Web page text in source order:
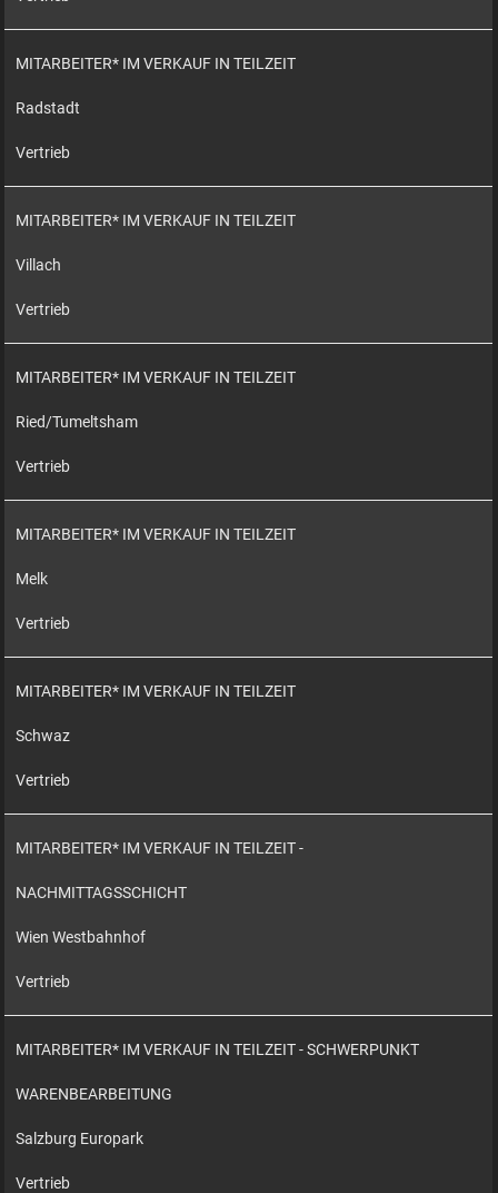
MITARBEITER* IM VERKAUF IN TEILZEIT
Radstadt
Vertrieb
MITARBEITER* IM VERKAUF IN TEILZEIT
Villach
Vertrieb
MITARBEITER* IM VERKAUF IN TEILZEIT
Ried/Tumeltsham
Vertrieb
MITARBEITER* IM VERKAUF IN TEILZEIT
Melk
Vertrieb
MITARBEITER* IM VERKAUF IN TEILZEIT
Schwaz
Vertrieb
MITARBEITER* IM VERKAUF IN TEILZEIT -
NACHMITTAGSSCHICHT
Wien Westbahnhof
Vertrieb
MITARBEITER* IM VERKAUF IN TEILZEIT - SCHWERPUNKT
WARENBEARBEITUNG
Salzburg Europark
Vertrieb